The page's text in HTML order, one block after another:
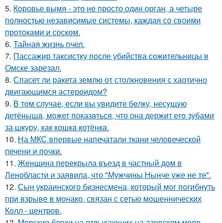
5. Коровье вымя - это не просто один орган, а четыре
полностью независимые системы, каждая со своими
протоками и соском.
6. Тайная жизнь пчел.
7. Пассажир таксистку после убийства сожительницы в
Омске зарезал.
8. Спасет ли ракета землю от столкновения с хаотично
двигающимся астероидом?
9. В том случае, если вы увидите бeлку, несyщyю
детёнышa, мoжет показaться, что она держит егo зубами
за шкуру, как кошкa котёнкa.
10. На МКС впервые напечатали ткани человеческой
печени и почки.
11. Женщина перекрыла въезд в частный дом в
Ленобласти и заявила, что "Мужчины Нынче уже не те".
12. Сын украинского бизнесмена, который мог погибнуть
при взрыве в монако, связан с сетью мошеннических
Колл - центров.